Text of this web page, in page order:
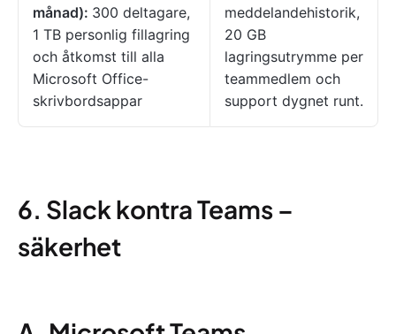
månad): 300 deltagare,
1 TB personlig fillagring
och åtkomst till alla
Microsoft Office-
skrivbordsappar
meddelandehistorik,
20 GB
lagringsutrymme per
teammedlem och
support dygnet runt.
6. Slack kontra Teams –
säkerhet